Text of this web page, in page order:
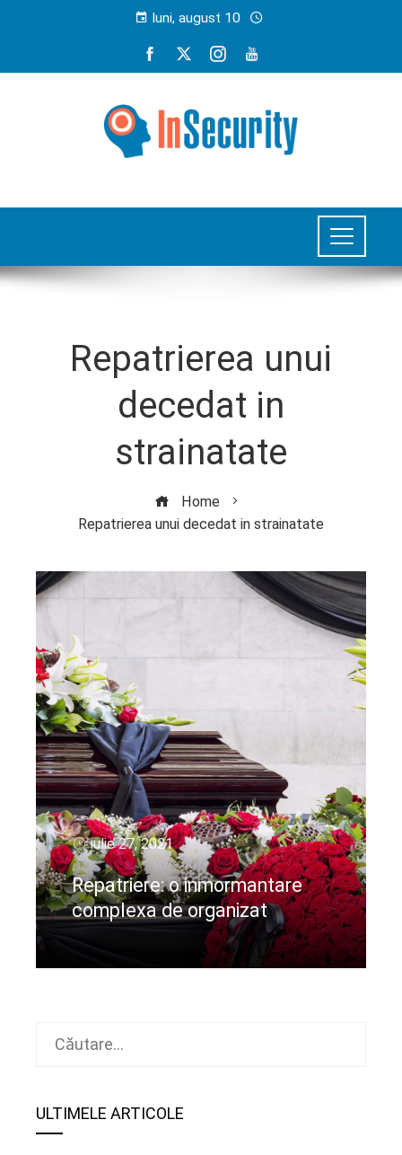
luni, august 10
Repatrierea unui
decedat in
strainatate
Home
Repatrierea unui decedat in strainatate
iulie 27, 2021
Repatriere: o inmormantare
complexa de organizat
CIteste mai departe
Caută
ULTIMELE ARTICOLE